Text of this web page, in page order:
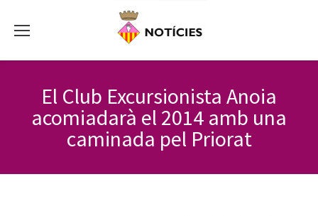
El Club Excursionista Anoia
acomiadarà el 2014 amb una
caminada pel Priorat